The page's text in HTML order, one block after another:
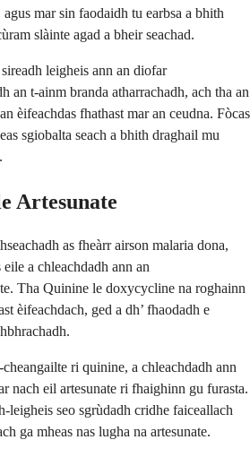
mar sin faodaidh tu earbsa a bhith
slàinte agad a bheir seachad.
leigheis ann an diofar
an t-ainm branda atharrachadh, ach tha an
èifeachdas fhathast mar an ceudna. Fòcas
sgiobalta seach a bhith draghail mu
Artesunate
as fheàrr airson malaria dona,
a chleachdadh ann an
Tha Quinine le doxycycline na roghainn
èifeachdach, ged a dh’ fhaodadh e
ri quinine, a chleachdadh ann
nach eil artesunate ri fhaighinn gu furasta.
leigheis seo sgrùdadh cridhe faiceallach
ga mheas nas lugha na artesunate.